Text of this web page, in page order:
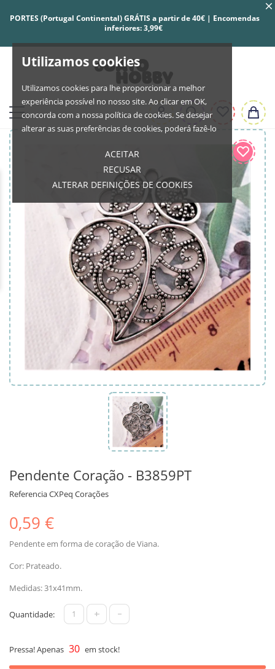
Utilizamos cookies
Utilizamos cookies para lhe proporcionar a melhor
experiência possível no nosso site. Ao clicar em OK,
concorda com a nossa política de cookies. Se desejar
alterar as suas preferências de cookies, poderá fazê-lo
ACEITAR
RECUSAR
ALTERAR DEFINIÇÕES DE COOKIES
PORTES (Portugal Continental) GRÁTIS a partir de 40€ | Encomendas
inferiores: 3,99€
Pendente Coração - B3859PT
ReferenciaCXPeq Corações
0,59 €
Pendente em forma de coração de Viana.
Cor: Prateado.
Medidas: 31x41mm.
Quantidade: + -
Pressa! Apenas 30 em stock!